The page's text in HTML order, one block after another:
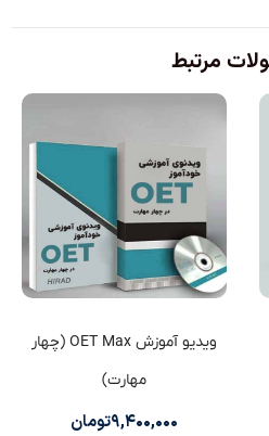
مرتبط
ویدیو آموزش OET Max (چهار
مهارت)
۹,۴۰۰,۰۰۰تومان